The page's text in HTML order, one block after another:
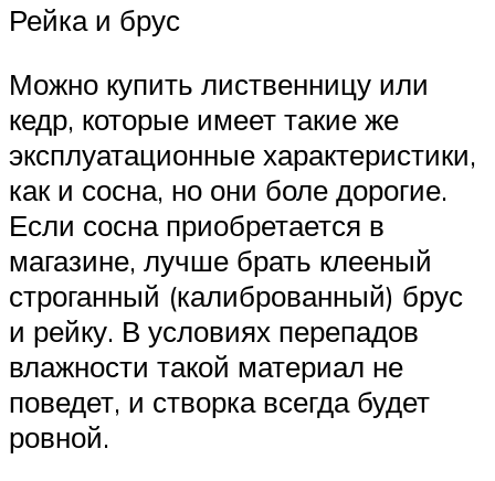
Рейка и брус
Можно купить лиственницу или
кедр, которые имеет такие же
эксплуатационные характеристики,
как и сосна, но они боле дорогие.
Если сосна приобретается в
магазине, лучше брать клееный
строганный (калиброванный) брус
и рейку. В условиях перепадов
влажности такой материал не
поведет, и створка всегда будет
ровной.